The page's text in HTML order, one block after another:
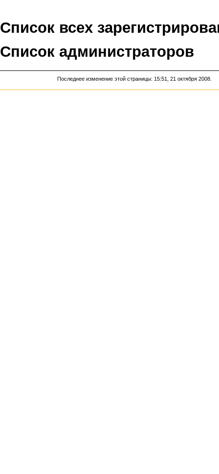
Список всех
Список администраторов
Последнее изменение этой страницы: 15:51, 21 октября 2008.